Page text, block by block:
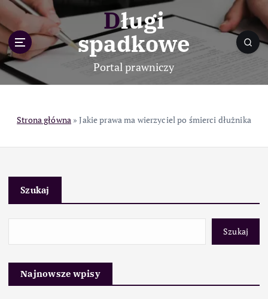
p
o
c
Długi
spadkowe
Portal prawniczy
Strona główna »Jakie prawa ma wierzyciel po śmierci dłużnika
Szukaj
Szukaj
Najnowsze wpisy